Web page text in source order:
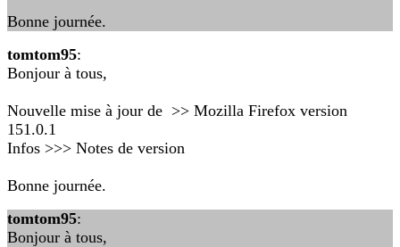
Bonne journée.
tomtom95:
Bonjour à tous,
Nouvelle mise à jour de >> Mozilla Firefox version
151.0.1
Infos >>> Notes de version
Bonne journée.
tomtom95:
Bonjour à tous,